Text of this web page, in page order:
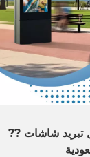
?? حلول تبريد شاشات LCD الرقمية الخارجية في